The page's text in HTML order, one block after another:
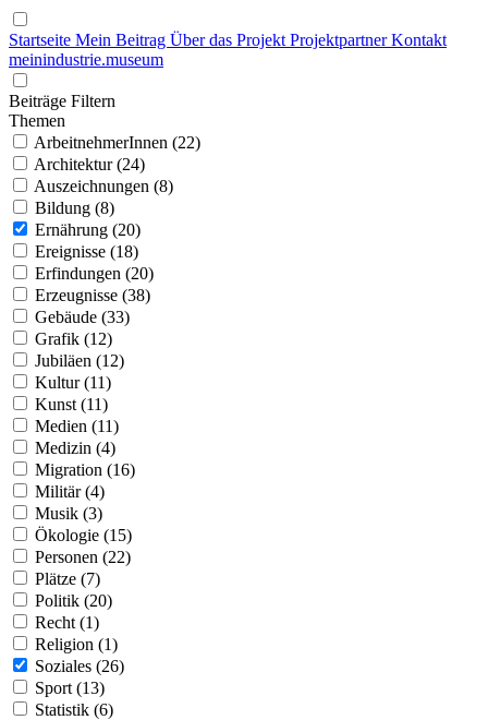
Startseite Mein Beitrag Über das Projekt ProjektpartnerKontakt
meinindustrie.museum
Beiträge Filtern
Themen
ArbeitnehmerInnen (22)
Architektur (24)
Auszeichnungen (8)
Bildung (8)
Ernährung (20)
Ereignisse (18)
Erfindungen (20)
Erzeugnisse (38)
Gebäude (33)
Grafik (12)
Jubiläen (12)
Kultur (11)
Kunst (11)
Medien (11)
Medizin (4)
Migration (16)
Militär (4)
Musik (3)
Ökologie (15)
Personen (22)
Plätze (7)
Politik (20)
Recht (1)
Religion (1)
Soziales (26)
Sport (13)
Statistik (6)